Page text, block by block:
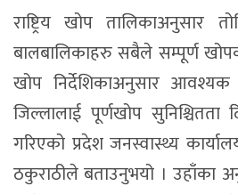
राष्ट्रिय खोप तालिकाअनुसार
बालबालिकाहरु सबैले सम्पूर्ण
खोप निर्देशिकाअनुसार आवश्यक
जिल्लालाई पूर्णखोप सुनिश्चितता
गरिएको प्रदेश जनस्वास्थ्य
ठकुराठीले बताउनुभयो । उहाँका